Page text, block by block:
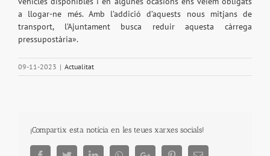
a llogar-ne més. Amb l’addició d’aquests nous mitjans de
transport, l’Ajuntament busca reduir aquesta càrrega
pressupostària».
09-11-2023 | Actualitat
¡Compartix esta notícia en les teues xarxes socials!